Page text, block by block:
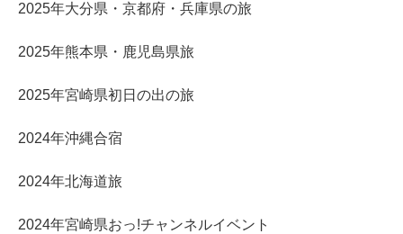
2025年大分県・京都府・兵庫県の旅
2025年熊本県・鹿児島県旅
2025年宮崎県初日の出の旅
2024年沖縄合宿
2024年北海道旅
2024年宮崎県おっ!チャンネルイベント